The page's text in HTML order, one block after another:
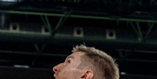
La entrevista bTactic
La entrevista bTactic
mayo 7, 2026